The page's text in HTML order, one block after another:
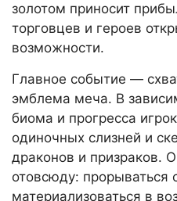
золотом приносит
торговцев и героев
возможности.
Главное событие —
эмблема меча. В
биома и прогресса
одиночных слизней и
драконов и призраков.
отовсюду: прорываться
материализоваться в